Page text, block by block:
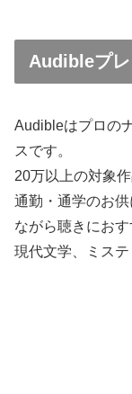
Audibleプ
Audibleはプロの
スです。
20万以上の対象
通勤・通学のお
ながら聴きにおす
現代文学、ミステ